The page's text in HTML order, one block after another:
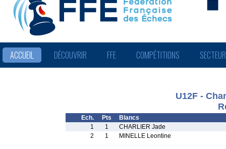
ACCUEIL DÉCOUVRIR FFE COMPÉTITIONS
U12F -
Ech. Pts
Blancs
1
1
CHARLIER Jade
2
1 MINELLE Leontine